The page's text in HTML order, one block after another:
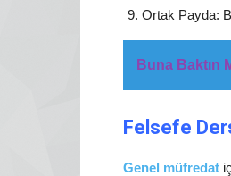
Ortak Payda:
Buna Baktın
Felsefe
Genel müfredat